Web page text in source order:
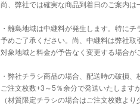
尚、弊社では確実な商品到着日のご案内
・離島地域は中継料が発生します。特に
予めご了承ください。尚、中継料は弊社
対象地域と料金が予告なく変更する場合が
・弊社チラシ商品の場合、配送時の破損
ご注文枚数+3～5％余分で発送いたします
（材質限定チラシの場合はご注文枚数よ